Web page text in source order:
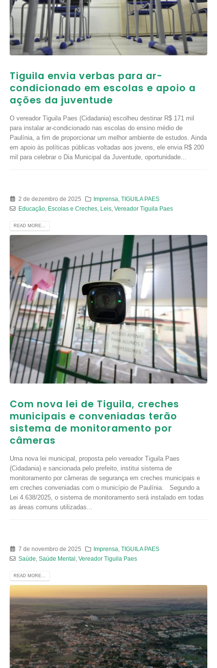
Tiguila envia verbas para ar-
condicionado em escolas e apoio a
ações da juventude
O vereador Tiguila Paes (Cidadania) escolheu destinar R$ 171 mil
para instalar ar-condicionado nas escolas do ensino médio de
Paulínia, a fim de proporcionar um melhor ambiente de estudos. Ainda
em apoio às políticas públicas voltadas aos jovens, ele envia R$ 200
mil para celebrar o Dia Municipal da Juventude, oportunidade...
2 de dezembro de 2025 Imprensa ,TIGUILA PAES
Educação, Escolas e Creches, Leis, Vereador Tiguila Paes
READ MORE...
Com nova lei de Tiguila, creches
municipais e conveniadas terão
sistema de monitoramento por
câmeras
Uma nova lei municipal, proposta pelo vereador Tiguila Paes
(Cidadania) e sancionada pelo prefeito, institui sistema de
monitoramento por câmeras de segurança em creches municipais e
em creches conveniadas com o município de Paulínia. Segundo a
Lei 4.638/2025, o sistema de monitoramento será instalado em todas
as áreas comuns utilizadas...
7 de novembro de 2025 Imprensa ,TIGUILA PAES
Saúde Saúde Mental Vereador Tiguila Paes
READ MORE...